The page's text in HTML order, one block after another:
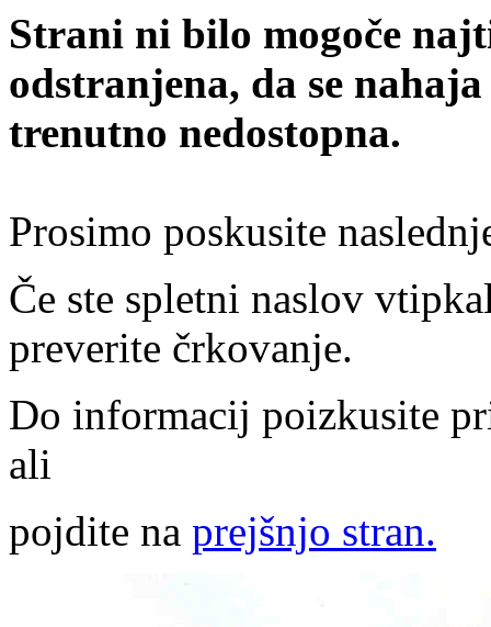
Strani ni bilo mogoče
odstranjena, da se
trenutno nedostopna.
Prosimo poskusite
Če ste spletni naslov
preverite črkovanje.
Do informacij poizkusite
ali
pojdite na prejšnjo stran.